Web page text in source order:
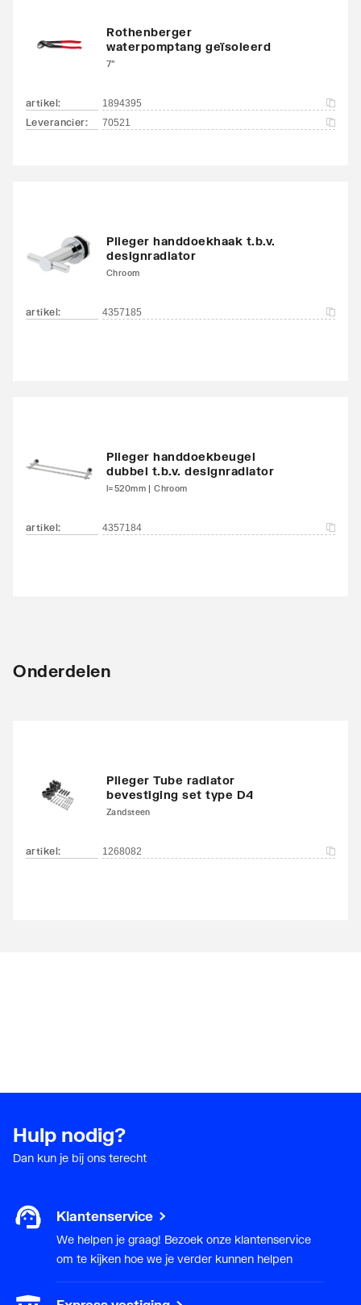
Rothenberger
waterpomptang geïsoleerd
7"
artikel: 1894395
Leverancier: 70521
Plieger handdoekhaak t.b.v.
designradiator
Chroom
artikel: 4357185
Plieger handdoekbeugel
dubbel t.b.v. designradiator
l=520mm | Chroom
artikel: 4357184
Onderdelen
Plieger Tube radiator
bevestiging set type D4
Zandsteen
artikel: 1268082
Hulp nodig?
Dan kun je bij ons terecht
Klantenservice
We helpen je graag! Bezoek onze klantenservice
om te kijken hoe we je verder kunnen helpen